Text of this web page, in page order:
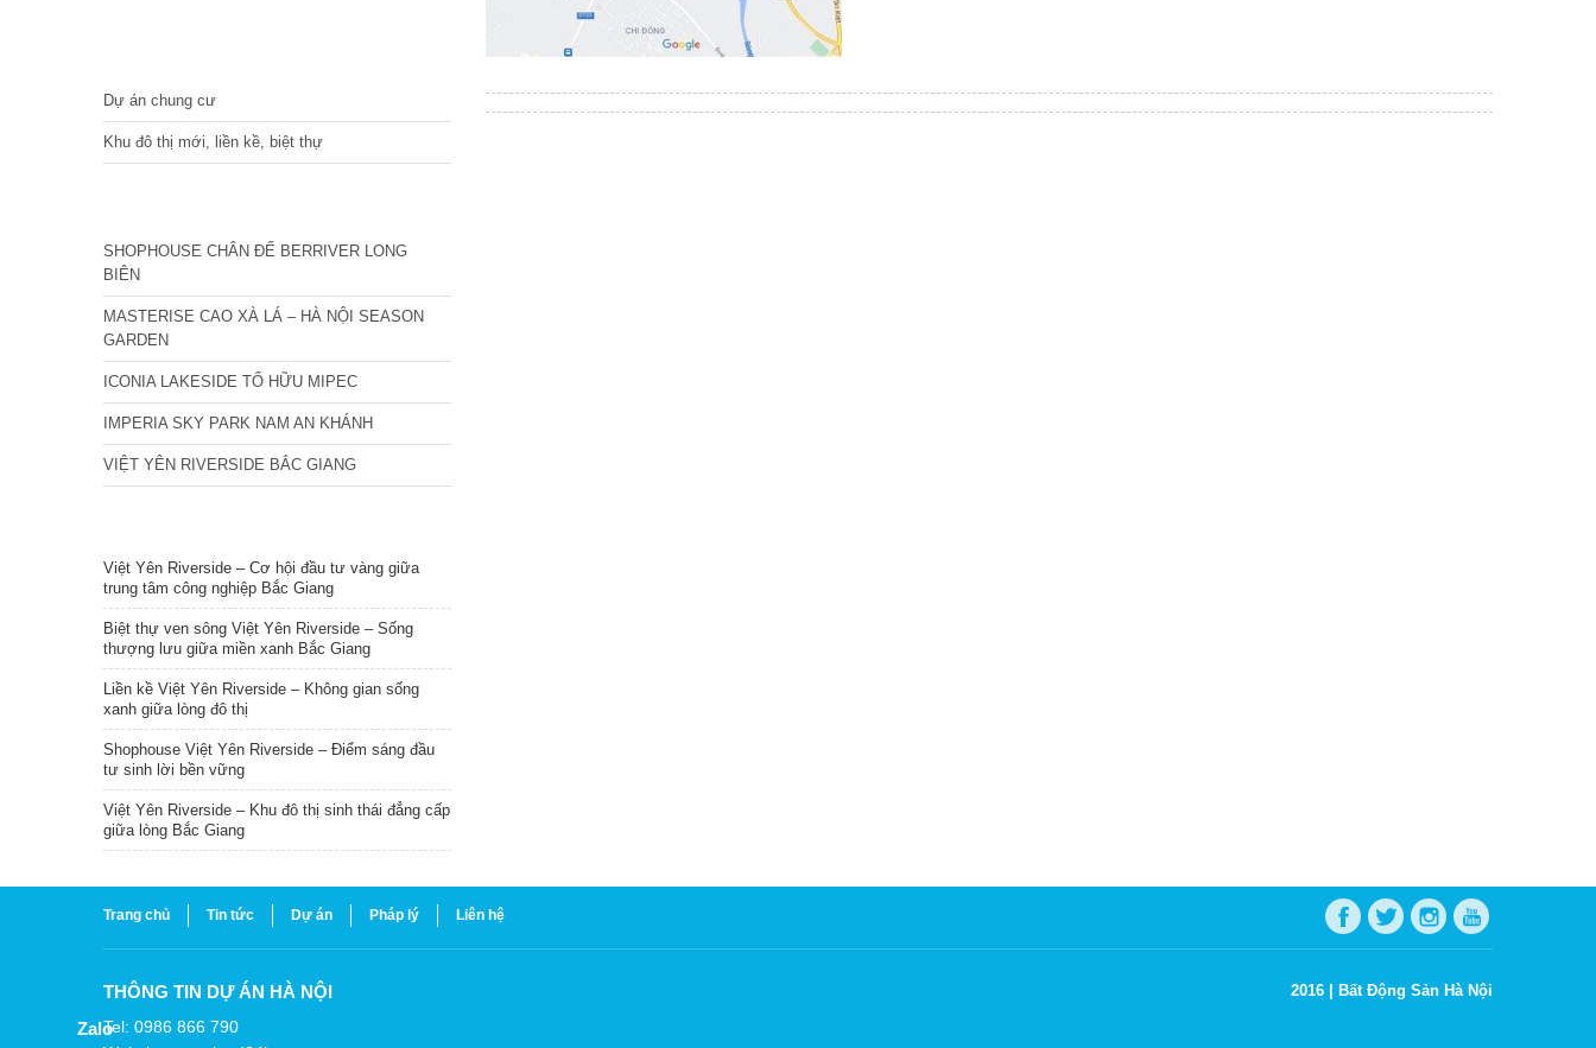
Dự án chung cư
Khu đô thị mới, liền kề, biệt thự
SHOPHOUSE CHÂN ĐẾ BERRIVER LONG
BIÊN
MASTERISE CAO XÀ LÁ – HÀ NỘI SEASON
GARDEN
ICONIA LAKESIDE TỐ HỮU MIPEC
IMPERIA SKY PARK NAM AN KHÁNH
VIỆT YÊN RIVERSIDE BẮC GIANG
Việt Yên Riverside – Cơ hội đầu tư vàng giữa
trung tâm công nghiệp Bắc Giang
Biệt thự ven sông Việt Yên Riverside – Sống
thượng lưu giữa miền xanh Bắc Giang
Liền kề Việt Yên Riverside – Không gian sống
xanh giữa lòng đô thị
Shophouse Việt Yên Riverside – Điểm sáng đầu
tư sinh lời bền vững
Việt Yên Riverside – Khu đô thị sinh thái đẳng cấp
giữa lòng Bắc Giang
Trang chủ Tin tức Dự án Pháp lý Liên hệ
THÔNG TIN DỰ ÁN HÀ NỘI
Tel: 0986 866 790
2016 | Bất Động Sản Hà Nội
Zalo